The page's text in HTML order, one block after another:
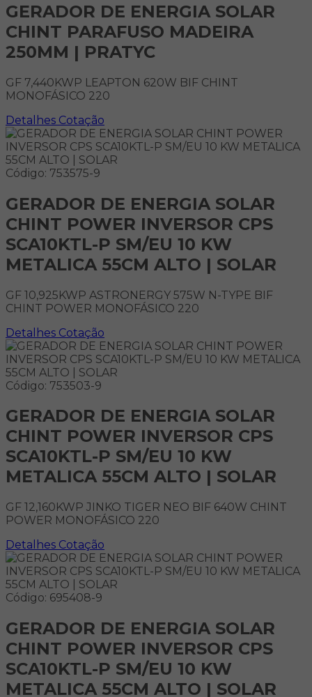
GERADOR DE ENERGIA SOLAR
CHINT PARAFUSO MADEIRA
250MM | PRATYC
GF 7,440KWP LEAPTON 620W BIF CHINT
MONOFÁSICO 220
Detalhes Cotação
Código: 753575-9
GERADOR DE ENERGIA SOLAR
CHINT POWER INVERSOR CPS
SCA10KTL-P SM/EU 10 KW
METALICA 55CM ALTO | SOLAR
GF 10,925KWP ASTRONERGY 575W N-TYPE BIF
CHINT POWER MONOFÁSICO 220
Detalhes Cotação
Código: 753503-9
GERADOR DE ENERGIA SOLAR
CHINT POWER INVERSOR CPS
SCA10KTL-P SM/EU 10 KW
METALICA 55CM ALTO | SOLAR
GF 12,160KWP JINKO TIGER NEO BIF 640W CHINT
POWER MONOFÁSICO 220
Detalhes Cotação
Código: 695408-9
GERADOR DE ENERGIA SOLAR
CHINT POWER INVERSOR CPS
SCA10KTL-P SM/EU 10 KW
METALICA 55CM ALTO | SOLAR